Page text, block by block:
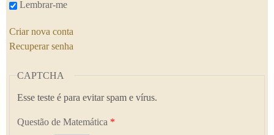
Lembrar-me
Criar nova conta
Recuperar senha
CAPTCHA
Esse teste é para evitar spam e vírus.
Questão de Matemática *